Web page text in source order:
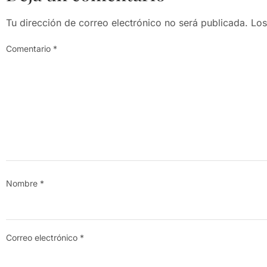
Tu dirección de correo electrónico no será publicada.
Comentario *
Nombre *
Correo electrónico *